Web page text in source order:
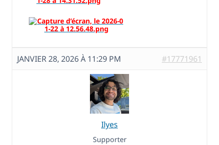
JANVIER 28, 2026 À 11:29 PM #17771961
Ilyes
Supporter